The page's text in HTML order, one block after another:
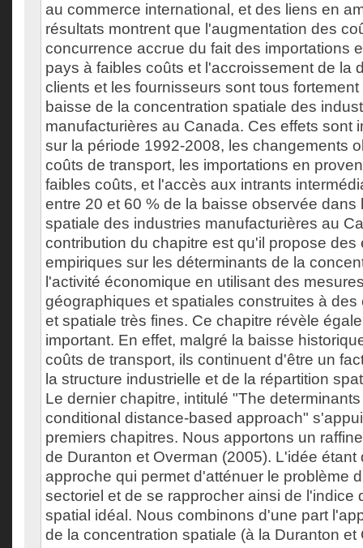
au commerce international, et des liens en
résultats montrent que l'augmentation des
concurrence accrue du fait des importations
pays à faibles coûts et l'accroissement de la
clients et les fournisseurs sont tous
baisse de la concentration spatiale des
manufacturières au Canada. Ces effets sont
sur la période 1992-2008, les changements
coûts de transport, les importations en
faibles coûts, et l'accès aux intrants
entre 20 et 60 % de la baisse observée dans
spatiale des industries manufacturières au
contribution du chapitre est qu'il propose des
empiriques sur les déterminants de la
l'activité économique en utilisant des
géographiques et spatiales construites à des
et spatiale très fines. Ce chapitre révèle
important. En effet, malgré la baisse
coûts de transport, ils continuent d'être un
la structure industrielle et de la répartition
Le dernier chapitre, intitulé "The
conditional distance-based approach"
premiers chapitres. Nous apportons un
de Duranton et Overman (2005). L'idée étant
approche qui permet d'atténuer le problème
sectoriel et de se rapprocher ainsi de l'indice
spatial idéal. Nous combinons d'une part
de la concentration spatiale (à la Duranton et